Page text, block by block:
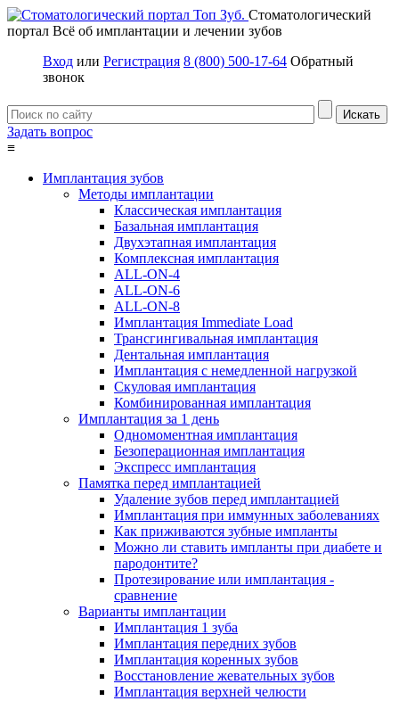
Стоматологический
портал Всё об имплантации и лечении зубов
Вход или Регистрация 8 (800) 500-17-64 Обратный
звонок
Задать вопрос
≡
Имплантация зубов
Методы имплантации
Классическая имплантация
Базальная имплантация
Двухэтапная имплантация
Комплексная имплантация
ALL-ON-4
ALL-ON-6
ALL-ON-8
Имплантация Immediate Load
Трансгингивальная имплантация
Дентальная имплантация
Имплантация с немедленной нагрузкой
Скуловая имплантация
Комбинированная имплантация
Имплантация за 1 день
Одномоментная имплантация
Безоперационная имплантация
Экспресс имплантация
Памятка перед имплантацией
Удаление зубов перед имплантацией
Имплантация при иммунных заболеваниях
Как приживаются зубные импланты
Можно ли ставить импланты при диабете и
пародонтите?
Протезирование или имплантация -
сравнение
Варианты имплантации
Имплантация 1 зуба
Имплантация передних зубов
Имплантация коренных зубов
Восстановление жевательных зубов
Имплантация верхней челюсти